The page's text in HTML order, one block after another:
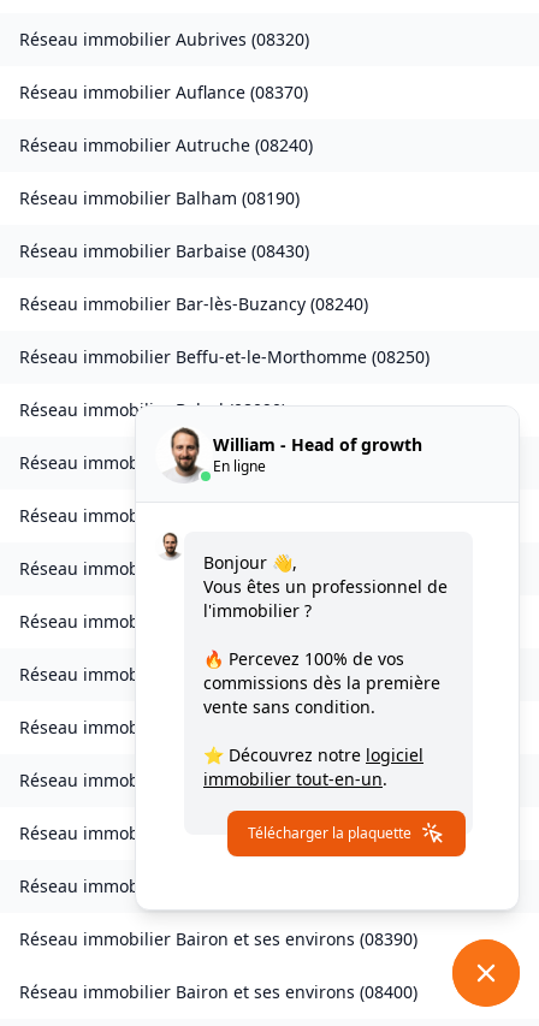
Réseau immobilier Aubrives (08320)
Réseau immobilier Auflance (08370)
Réseau immobilier Autruche (08240)
Réseau immobilier Balham (08190)
Réseau immobilier Barbaise (08430)
Réseau immobilier Bar-lès-Buzancy (08240)
Réseau immobilier Beffu-et-le-Morthomme (08250)
Réseau immobilierBelval(08090)
Réseau immobilierBelval-Bois-des-Dames
Réseau immobilier
Réseau immobilier Bogny-sur-Meuse
Réseau immobilier Brévilly(08140)
Réseau immobilier Bulson(08450)
Réseau immobilier
Réseau immobilier Chalandry-Elaire(08160)
Réseau immobilier Chardeny(08400)
Réseau immobilier
Réseau immobilier Bairon et ses environs (08390)
Réseau immobilier Bairon et ses environs (08400)
William - Head of growth
En ligne
Bonjour 👋,
Vous êtes un professionnel de
l'immobilier ?
🔥 Percevez 100% de vos
commissions dès la première
vente sans condition.
⭐ Découvrez notre logiciel
immobilier tout-en-un.
Télécharger la plaquette